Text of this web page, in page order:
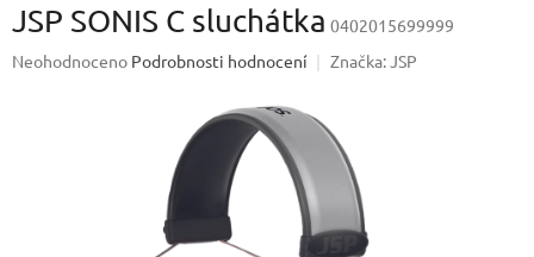
JSP SONIS C sluchátka 0402015699999
Průměrné
Neohodnoceno Podrobnosti hodnocení Značka:JSP